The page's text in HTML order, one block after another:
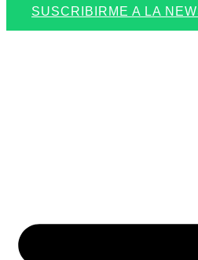
SUSCRIBIRME A LA